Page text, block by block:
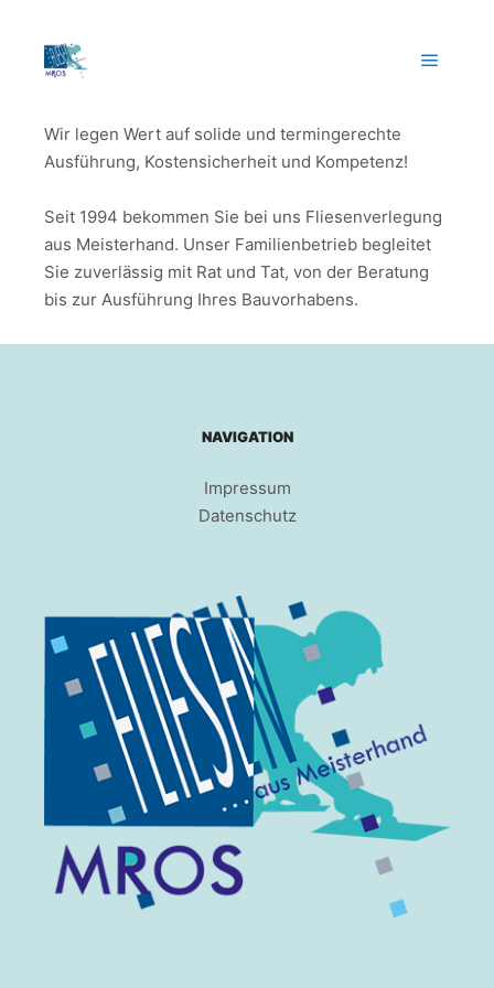
FLIESEN
MROS GBR
Wir legen Wert auf solide und termingerechte
Ausführung, Kostensicherheit und Kompetenz!
Seit 1994 bekommen Sie bei uns Fliesenverlegung
aus Meisterhand. Unser Familienbetrieb begleitet
Sie zuverlässig mit Rat und Tat, von der Beratung
bis zur Ausführung Ihres Bauvorhabens.
NAVIGATION
Impressum
Datenschutz